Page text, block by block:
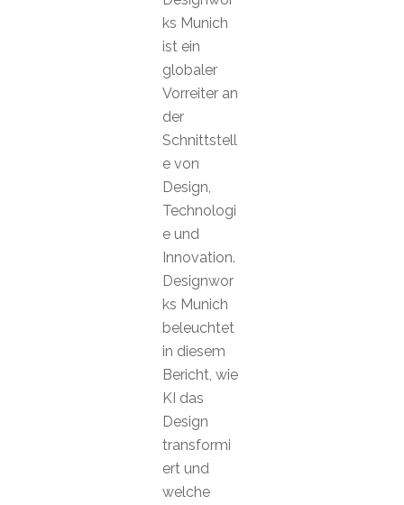
ks Munich
ist ein
globaler
Vorreiter an
der
Schnittstell
e von
Design,
Technologi
e und
Innovation.
Designwor
ks Munich
beleuchtet
in diesem
Bericht, wie
KI das
Design
transformi
ert und
welche